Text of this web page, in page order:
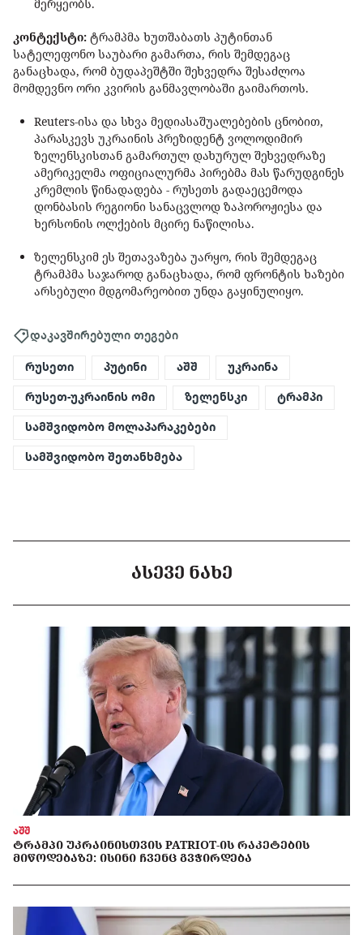
მერყეობს.
კონტექსტი: ტრამპმა ხუთშაბათს პუტინთან
სატელეფონო საუბარი გამართა, რის შემდეგაც
განაცხადა, რომ ბუდაპეშტში შეხვედრა შესაძლოა
მომდევნო ორი კვირის განმავლობაში გაიმართოს.
Reuters-ისა და სხვა მედიასაშუალებების ცნობით,
პარასკევს უკრაინის პრეზიდენტ ვოლოდიმირ
ზელენსკისთან გამართულ დახურულ შეხვედრაზე
ამერიკელმა ოფიციალურმა პირებმა მას წარუდგინეს
კრემლის წინადადება - რუსეთს გადაეცემოდა
დონბასის რეგიონი სანაცვლოდ ზაპოროჟიესა და
ხერსონის ოლქების მცირე ნაწილისა.
ზელენსკიმ ეს შეთავაზება უარყო, რის შემდეგაც
ტრამპმა საჯაროდ განაცხადა, რომ ფრონტის ხაზები
არსებული მდგომარეობით უნდა გაყინულიყო.
დაკავშირებული თეგები
რუსეთი პუტინი აშშ უკრაინა
რუსეთ-უკრაინის ომი ზელენსკი ტრამპი
სამშვიდობო მოლაპარაკებები
სამშვიდობო შეთანხმება
ᲐᲡᲔᲕᲔ ᲜᲐᲮᲔ
აშშ
ᲢᲠᲐᲛᲞᲘ ᲣᲙᲠᲐᲘᲜᲘᲡᲗᲕᲘᲡ PATRIOT-ᲘᲡ ᲠᲐᲙᲔᲢᲔᲑᲘᲡ
ᲛᲘᲬᲝᲓᲔᲑᲐᲖᲔ: ᲘᲡᲘᲜᲘ ᲩᲕᲔᲜᲪ ᲒᲕᲭᲘᲠᲓᲔᲑᲐ